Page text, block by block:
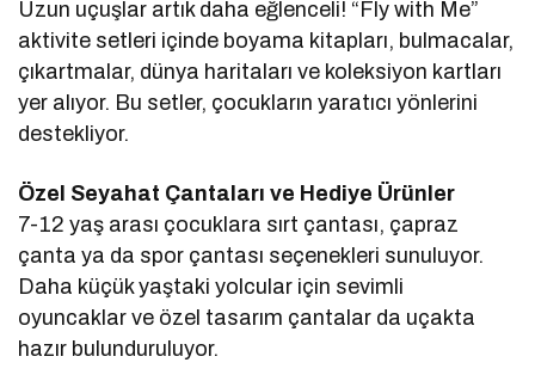
Uzun uçuşlar artık daha eğlenceli! “Fly with Me”
aktivite setleri içinde boyama kitapları, bulmacalar,
çıkartmalar, dünya haritaları ve koleksiyon kartları
yer alıyor. Bu setler, çocukların yaratıcı yönlerini
destekliyor.
Özel Seyahat Çantaları ve Hediye Ürünler
7-12 yaş arası çocuklara sırt çantası, çapraz
çanta ya da spor çantası seçenekleri sunuluyor.
Daha küçük yaştaki yolcular için sevimli
oyuncaklar ve özel tasarım çantalar da uçakta
hazır bulunduruluyor.